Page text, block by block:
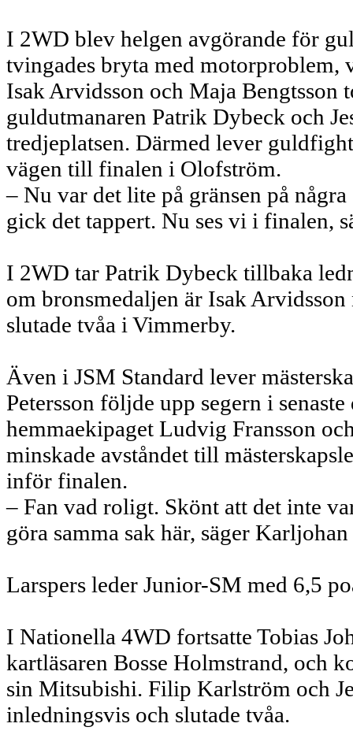
I 2WD blev helgen avgörande för
tvingades bryta med
Isak Arvidsson och Maja Bengtsson
guldutmanaren Patrik Dybeck och
tredjeplatsen. Därmed lever
vägen till finalen i Olofström.
– Nu var det lite på gränsen på
gick det tappert. Nu ses vi i finalen,
I 2WD tar Patrik Dybeck tillbaka
om bronsmedaljen är Isak
slutade tvåa i Vimmerby.
Även i JSM Standard lever
Petersson följde upp segern i
hemmaekipaget Ludvig Fransson
minskade avståndet till
inför finalen.
– Fan vad roligt. Skönt att det inte
göra samma sak här, säger
Larspers leder Junior-SM med 6,5
I Nationella 4WD fortsatte Tobias
kartläsaren Bosse Holmstrand, och
sin Mitsubishi. Filip Karlström och
inledningsvis och slutade tvåa.